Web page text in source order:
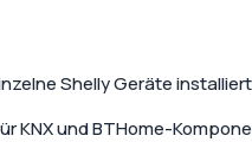
Shelly Geräte
KNX und BTHome-